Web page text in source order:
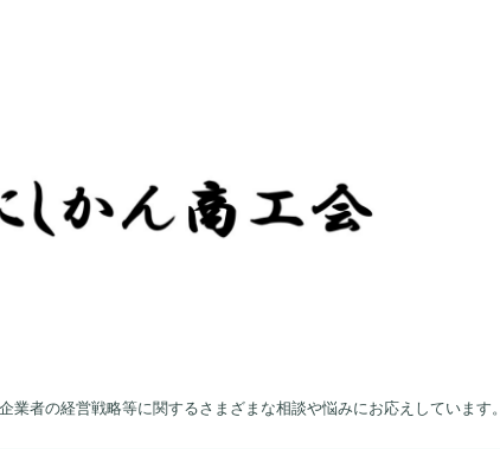
業者の経営戦略等に関するさまざまな相談や悩みにお応えしています。